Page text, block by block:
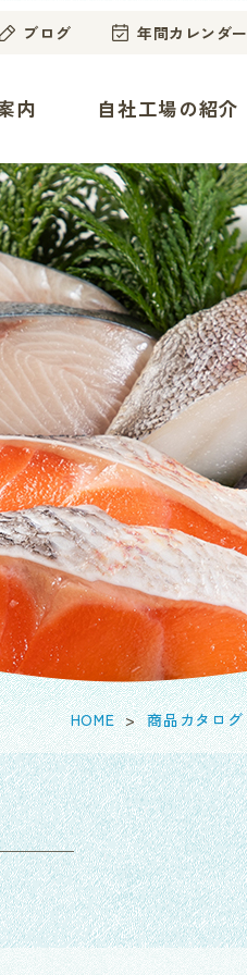
内 自社工場の紹介
ブログ 年間カレンダー
HOME 商品カタログ